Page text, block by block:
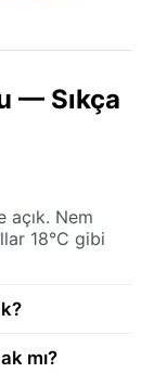
— Sıkça
açık. Nem
18°C gibi
mı?